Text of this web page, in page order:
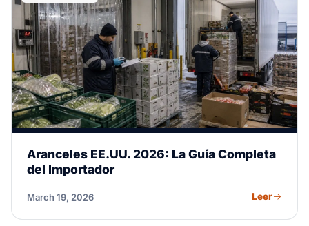
Aranceles EE.UU. 2026: La Guía Completa
del Importador
March 19, 2026 Leer